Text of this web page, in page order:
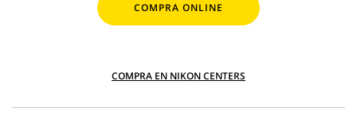
COMPRA ONLINE
COMPRA EN NIKON CENTERS